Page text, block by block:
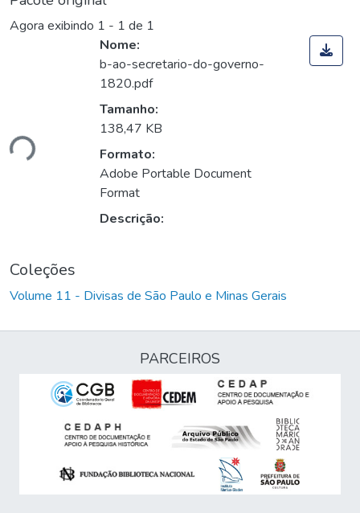
Agora exibindo 1 - 1 de 1
Nome:
b-ao-secretario-do-governo-
1820.pdf
Tamanho:
138,47 KB
Formato:
Adobe Portable Document
Format
Descrição:
Coleções
Volume 11 - Divisas de São Paulo e Minas Gerais
PARCEIROS